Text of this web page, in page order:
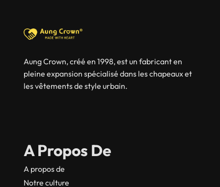
Aung Crown, créé en 1998, est un fabricant en
pleine expansion spécialisé dans les chapeaux et
les vêtements de style urbain.
A Propos De
A propos de
Notre culture